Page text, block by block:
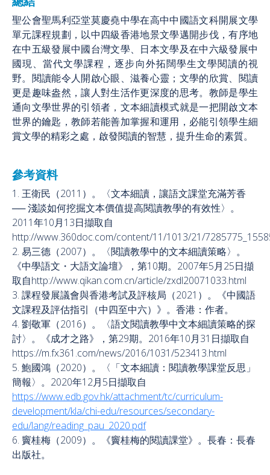
聖公會聖馬利亞堂莫慶堯中學在高中中國語文科開展文學
單元課程規劃，以中四級香港地景文學邁開步伐，有序地
在中五級發展中國台灣文學、日本文學及在中六級發展中
國現、當代文學課程，逐步向外拓闊學生文學閱讀的視
野。閱讀能令人開啟心眼、滋養心靈；文學的欣賞、閱讀
更是趣味盎然，讓人對生活作更深度的思考。教師是學生
通向文學世界的引領者，文本細讀模式就是一把開啟文本
世界的鑰匙，教師若能善加掌握和運用，必能引領學生細
賞文學的精彩之處，啟發閱讀的智慧，提升生命的素質。
參考資料
1. 王衛民（2011）。〈文本細讀，讓語文課堂充滿芳香
── 淺談如何挖掘文本價值提高閱讀教學的有效性〉。
2011年10月13日擷取自
http://www.360doc.com/content/11/1013/21/
2. 易三德（2007）。〈閱讀教學中的文本細讀策略〉。
《中學語文・大語文論壇》，第10期。2007年5月25日擷
取自http://www.qikan.com.cn/article/zxdl20071033.html
3. 課程發展議會與香港考試及評核局（2021）。《中國語
文課程及評估指引（中四至中六）》。香港：作者。
4. 劉敬軍（2016）。〈語文閱讀教學中文本細讀策略的探
討〉。《成才之路》，第29期。2016年10月31日擷取自
https://m.fx361.com/news/2016/1031/523413.html
5. 鮑國鴻（2020）。〈「文本細讀：閱讀教學課堂反思」
簡報〉。2020年12月5日擷取自
https://www.edb.gov.hk/attachment/tc/curriculum-
development/kla/chi-edu/resources/secondary-
edu/lang/reading_pau_2020.pdf
6. 竇桂梅（2009）。《竇桂梅的閱讀課堂》。長春：長春
出版社。